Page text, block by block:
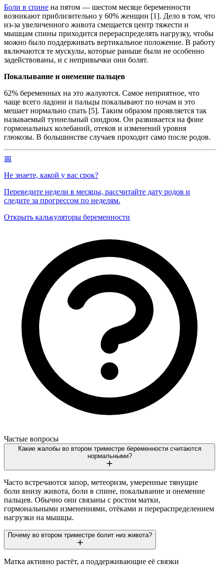
Боли в спине на пятом — шестом месяце беременности
возникают приблизительно у 60% женщин [1]. Дело в том, что
из-за увеличенного живота смещается центр тяжести и
мышцам спины приходится перераспределять нагрузку, чтобы
можно было поддерживать вертикальное положение. В работу
включаются те мускулы, которые раньше были не особенно
задействованы, и с непривычки они болят.
Покалывание и онемение пальцев
62% беременных на это жалуются. Самое неприятное, что
чаще всего ладони и пальцы покалывают по ночам и это
мешает нормально спать [5]. Таким образом проявляется так
называемый туннельный синдром. Он развивается на фоне
гормональных колебаний, отеков и изменений уровня
глюкозы. В большинстве случаев проходит само после родов.
📅
Не знаете, какой у вас срок?
Переведите недели в месяцы, рассчитайте дату родов и
следите за прогрессом по неделям.
Открыть калькуляторы беременности
Частые вопросы
Какие жалобы во втором триместре беременности считаются
нормальными?
Часто встречаются запор, метеоризм, умеренные тянущие
боли внизу живота, боли в спине, покалывание и онемение
пальцев. Обычно они связаны с ростом матки,
гормональными изменениями, отёками и перераспределением
нагрузки на мышцы.
Почему во втором триместре болит низ живота?
Матка активно растёт, а поддерживающие её связки